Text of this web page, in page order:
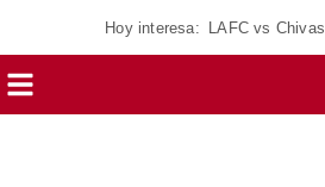
Hoy interesa: LAFC vs Chivas